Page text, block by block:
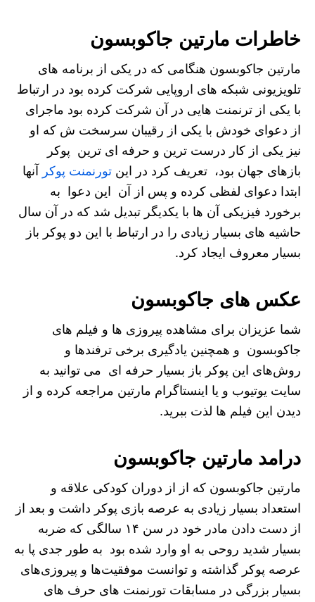
خاطرات مارتین جاکوبسون
مارتین جاکوبسون هنگامی که در یکی از برنامه های
تلویزیونی شبکه های اروپایی شرکت کرده بود در ارتباط
با یکی از ترنمنت هایی در آن شرکت کرده بود ماجرای
از دعوای خودش با یکی از رقیبان سرسخت ش که او
نیز یکی از کار درست ترین و حرفه ای ترین پوکر
بازهای جهان بود، تعریف کرد در این تورنمنت پوکر آنها
ابتدا دعوای لفظی کرده و پس از آن این دعوا به
برخورد فیزیکی آن ها با یکدیگر تبدیل شد که در آن سال
حاشیه های بسیار زیادی را در ارتباط با این دو پوکر باز
بسیار معروف ایجاد کرد.
عکس های جاکوبسون
شما عزیزان برای مشاهده پیروزی ها و فیلم های
جاکوبسون و همچنین یادگیری برخی ترفندها و
روش‌های این پوکر باز بسیار حرفه ای می توانید به
سایت یوتیوب و یا اینستاگرام مارتین مراجعه کرده و از
دیدن این فیلم ها لذت ببرید.
درامد مارتین جاکوبسون
مارتین جاکوبسون که از از دوران کودکی علاقه و
استعداد بسیار زیادی به عرصه بازی پوکر داشت و بعد از
از دست دادن مادر خود در سن ۱۴ سالگی که ضربه
بسیار شدید روحی به او وارد شده بود به طور جدی پا به
عرصه پوکر گذاشته و توانست موفقیت‌ها و پیروزی‌های
بسیار بزرگی در مسابقات تورنمنت های حرف های